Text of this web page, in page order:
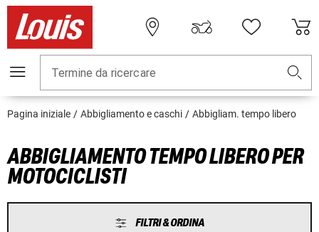
Termine da ricercare
Pagina iniziale Abbigliamento e caschi Abbigliam. tempo libero
ABBIGLIAMENTO TEMPO LIBERO PER
MOTOCICLISTI
FILTRI & ORDINA